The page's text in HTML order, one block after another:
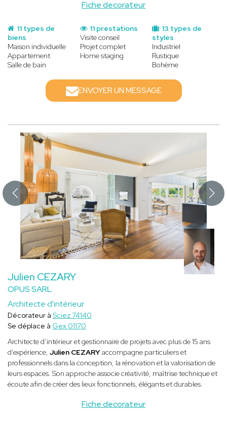
Fiche decorateur
11 types de
biens
Maison individuelle
Appartement
Salle de bain
13 types de
styles
Industriel
Rustique
Bohème
11 prestations
Visite conseil
Projet complet
Home staging
ENVOYER UN MESSAGE
Julien CEZARY
OPUS SARL
Architecte d'intérieur
Fiche decorateur
Décorateur à Sciez 74140
Se déplace à Gex 01170
Architecte d’intérieur et gestionnaire de projets avec plus de 15 ans
d’expérience, Julien CEZARYaccompagne particuliers et
professionnels dans la conception, la rénovation et la valorisation de
leurs espaces. Son approche associe créativité, maîtrise technique et
écoute afin de créer des lieux fonctionnels, élégants et durables.